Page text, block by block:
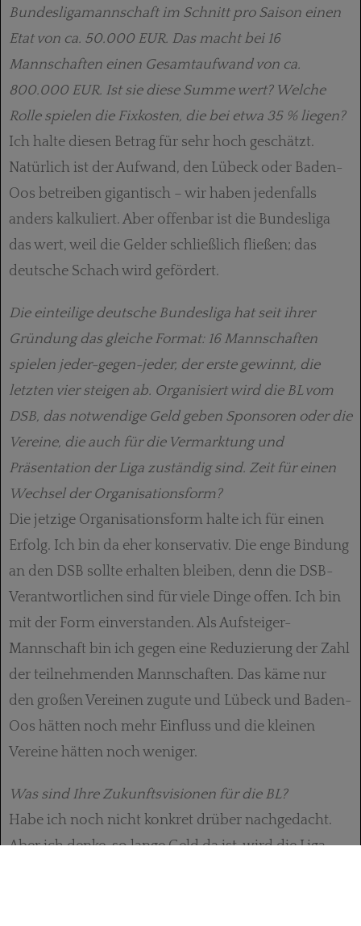
Bundesligamannschaft im Schnitt pro Saison einen
Etat von ca. 50.000 EUR. Das macht bei 16
Mannschaften einen Gesamtaufwand von ca.
800.000 EUR. Ist sie diese Summe wert? Welche
Rolle spielen die Fixkosten, die bei etwa 35 % liegen?
Ich halte diesen Betrag für sehr hoch geschätzt.
Natürlich ist der Aufwand, den Lübeck oder Baden-
Oos betreiben gigantisch – wir haben jedenfalls
anders kalkuliert. Aber offenbar ist die Bundesliga
das wert, weil die Gelder schließlich fließen; das
deutsche Schach wird gefördert.
Die einteilige deutsche Bundesliga hat seit ihrer
Gründung das gleiche Format: 16 Mannschaften
spielen jeder-gegen-jeder, der erste gewinnt, die
letzten vier steigen ab. Organisiert wird die BL vom
DSB, das notwendige Geld geben Sponsoren oder die
Vereine, die auch für die Vermarktung und
Präsentation der Liga zuständig sind. Zeit für einen
Wechsel der Organisationsform?
Die jetzige Organisationsform halte ich für einen
Erfolg. Ich bin da eher konservativ. Die enge Bindung
an den DSB sollte erhalten bleiben, denn die DSB-
Verantwortlichen sind für viele Dinge offen. Ich bin
mit der Form einverstanden. Als Aufsteiger-
Mannschaft bin ich gegen eine Reduzierung der Zahl
der teilnehmenden Mannschaften. Das käme nur
den großen Vereinen zugute und Lübeck und Baden-
Oos hätten noch mehr Einfluss und die kleinen
Vereine hätten noch weniger.
Was sind Ihre Zukunftsvisionen für die BL?
Habe ich noch nicht konkret drüber nachgedacht.
Aber ich denke, so lange Geld da ist, wird die Liga